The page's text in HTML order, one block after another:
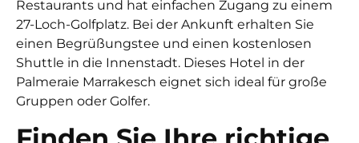
Restaurants und hat einfachen Zugang zu einem
27-Loch-Golfplatz. Bei der Ankunft erhalten Sie
einen Begrüßungstee und einen kostenlosen
Shuttle in die Innenstadt. Dieses Hotel in der
Palmeraie Marrakesch eignet sich ideal für große
Gruppen oder Golfer.